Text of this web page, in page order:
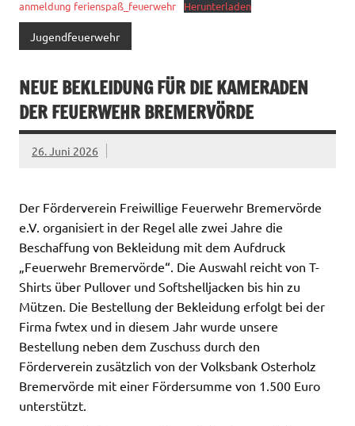
anmeldung ferienspaß_feuerwehr Herunterladen
Jugendfeuerwehr
NEUE BEKLEIDUNG FÜR DIE KAMERADEN
DER FEUERWEHR BREMERVÖRDE
26. Juni 2026
Der Förderverein Freiwillige Feuerwehr Bremervörde
e.V. organisiert in der Regel alle zwei Jahre die
Beschaffung von Bekleidung mit dem Aufdruck
„Feuerwehr Bremervörde“. Die Auswahl reicht von T-
Shirts über Pullover und Softshelljacken bis hin zu
Mützen. Die Bestellung der Bekleidung erfolgt bei der
Firma fwtex und in diesem Jahr wurde unsere
Bestellung neben dem Zuschuss durch den
Förderverein zusätzlich von der Volksbank Osterholz
Bremervörde mit einer Fördersumme von 1.500 Euro
unterstützt.